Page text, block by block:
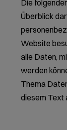
Die
Überblick
Website
alle Daten,
werden
Thema
diesem Text